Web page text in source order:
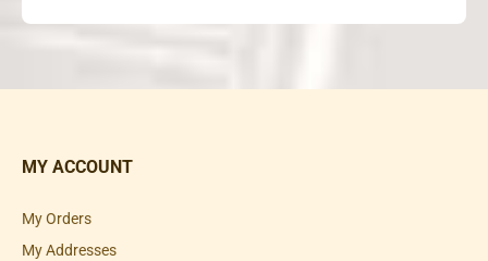
MY ACCOUNT
My Orders
My Addresses